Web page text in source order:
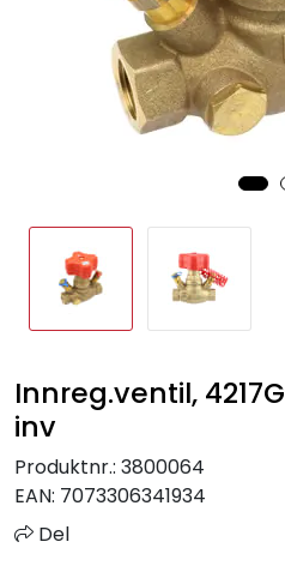
Innreg.ventil,
inv
Produktnr.: 3800064
EAN: 7073306341934
Del
Tappevann
Vannbehandling
Varmeanlegg
Utgått av sortiment
Kontakt oss